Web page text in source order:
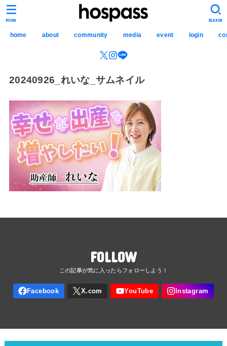
hospass media
home about community media event login
SEARCH
MENU
20240926_れいな_サムネイル
FOLLOW